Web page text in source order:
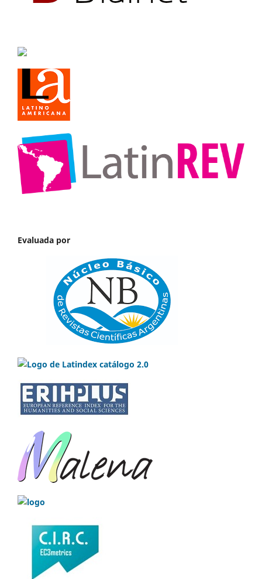
Evaluada por